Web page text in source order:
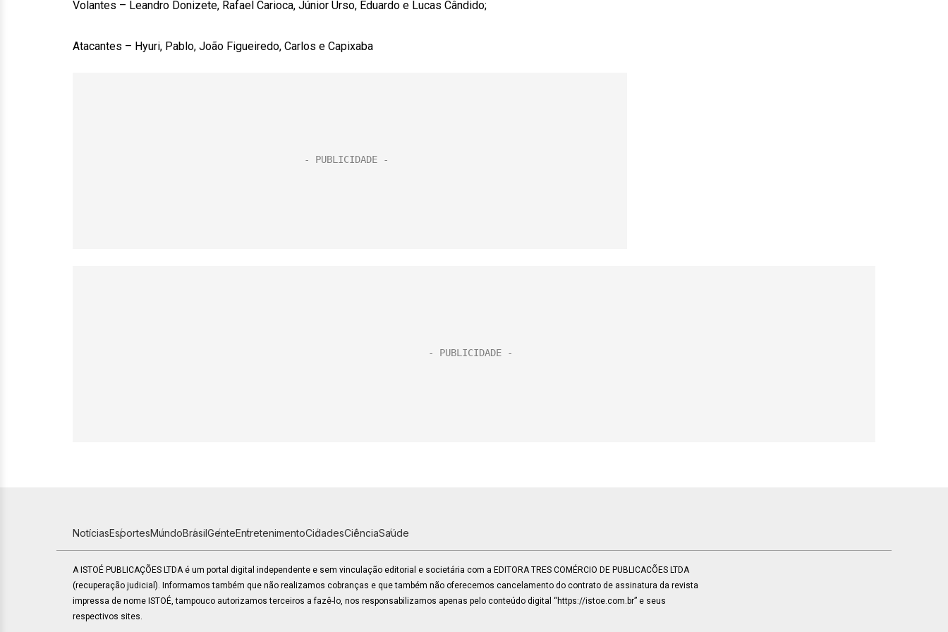
Volantes – Leandro Donizete, Rafael Carioca, Júnior Urso, Eduardo e Lucas Cândido;
Atacantes – Hyuri, Pablo, João Figueiredo, Carlos e Capixaba
NotíciasEsportesMundoBrasilGenteEntretenimentoCidadesCiênciaSaúde
A ISTOÉ PUBLICAÇÕES LTDA é um portal digital independente e sem vinculação editorial e societária com a EDITORA TRES COMÉRCIO DE PUBLICACÕES LTDA
(recuperação judicial). Informamos também que não realizamos cobranças e que também não oferecemos cancelamento do contrato de assinatura da revista
impressa de nome ISTOÉ, tampouco autorizamos terceiros a fazê-lo, nos responsabilizamos apenas pelo conteúdo digital “https://istoe.com.br” e seus
respectivos sites.